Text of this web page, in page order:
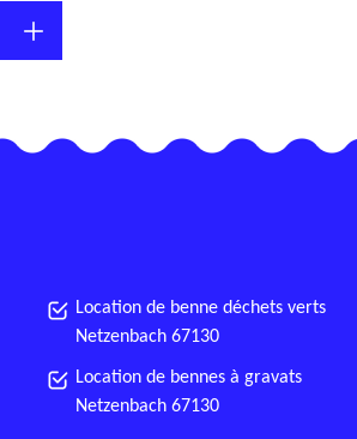
Location de benne déchets verts
Netzenbach 67130
Location de bennes à gravats
Netzenbach 67130